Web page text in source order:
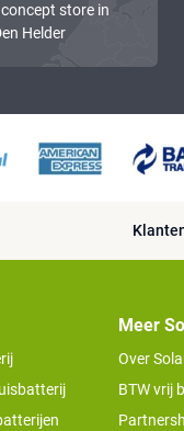
store in
Helder
Meer
Over
BTW vrij